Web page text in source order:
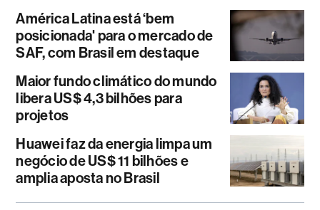
América Latina está ‘bem
posicionada' para o mercado de
SAF, com Brasil em destaque
Maior fundo climático do mundo
libera US$ 4,3 bilhões para
projetos
Huawei faz da energia limpa um
negócio de US$ 11 bilhões e
amplia aposta no Brasil